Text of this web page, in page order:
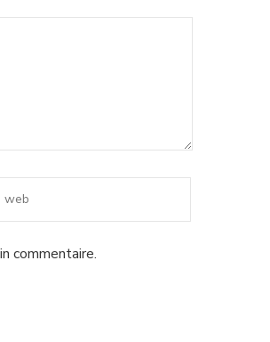
commentaire.